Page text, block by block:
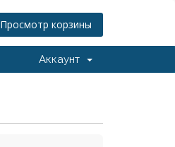
Просмотр корзины
Аккаунт